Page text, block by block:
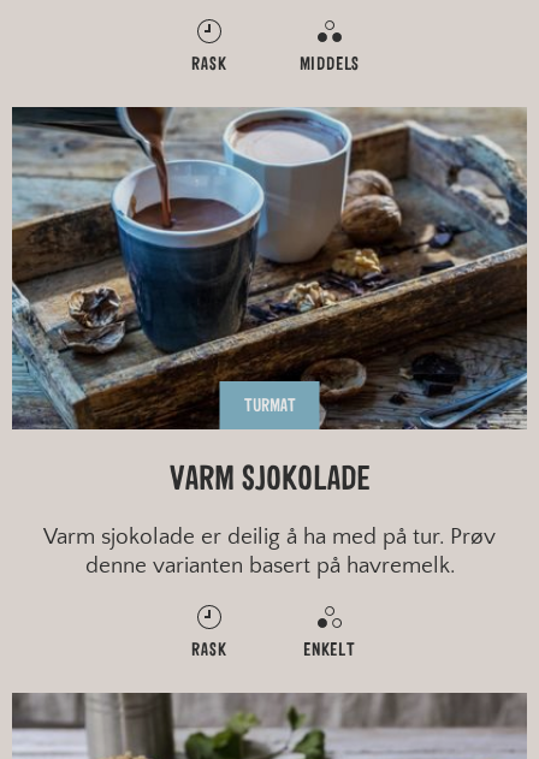
RASK MIDDELS
TURMAT
VARM SJOKOLADE
Varm sjokolade er deilig å ha med på tur. Prøv
denne varianten basert på havremelk.
RASK ENKELT